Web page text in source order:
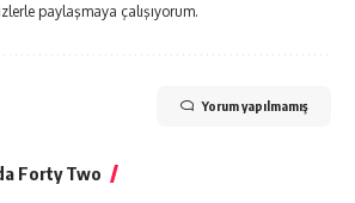
paylaşmaya çalışıyorum.
Yorum yapılmamış
Forty Two